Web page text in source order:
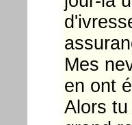
Mes
en ont
Alors